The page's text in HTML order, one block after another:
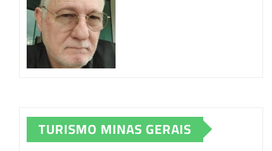
TURISMO MINAS GERAIS